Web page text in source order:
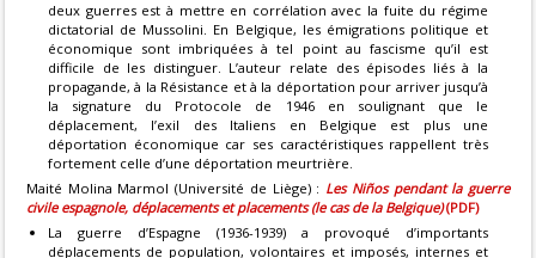
deux guerres est à mettre en corrélation avec la fuite du régime
dictatorial de Mussolini. En Belgique, les émigrations politique et
économique sont imbriquées à tel point au fascisme qu’il est
difficile de les distinguer. L’auteur relate des épisodes liés à la
propagande, à la Résistance et à la déportation pour arriver jusqu’à
la signature du Protocole de 1946 en soulignant que le
déplacement, l’exil des Italiens en Belgique est plus une
déportation économique car ses caractéristiques rappellent très
fortement celle d’une déportation meurtrière.
Maité Molina Marmol (Université de Liège) : Les Niños pendant la guerre
civile espagnole, déplacements et placements (le cas de la Belgique)(PDF)
La guerre d’Espagne (1936-1939) a provoqué d’importants
déplacements de population, volontaires et imposés, internes et